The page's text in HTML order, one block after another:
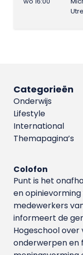
Categorieën
Onderwijs
Lifestyle
International
Themapagina’s
Colofon
Punt is het
en
medewerkers
informeert de
Hogeschool
onderwerpen en